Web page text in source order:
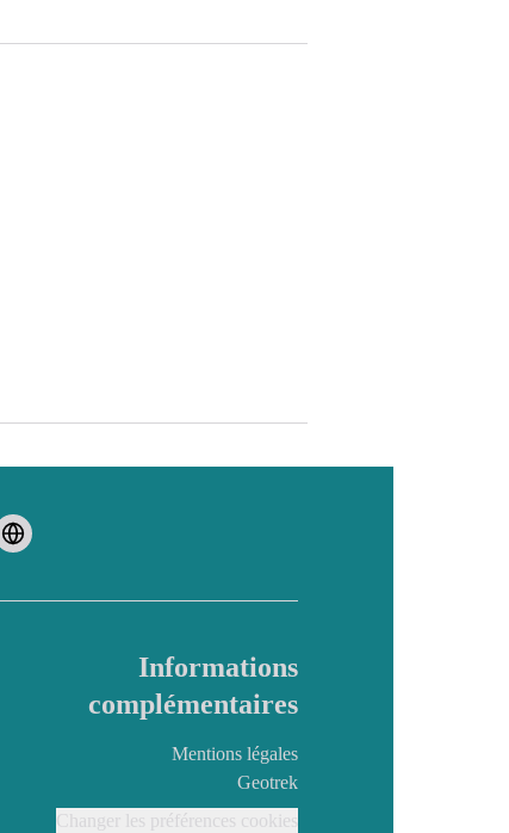
Informations
complémentaires
Mentions légales
Geotrek
Changer les préférences cookies